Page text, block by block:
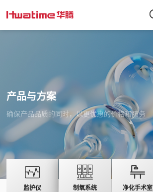
产品与方案
确保产品品质的同时，以更优惠的价格和服务
监护仪 制氧系统 净化手术室